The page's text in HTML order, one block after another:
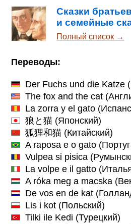
Сказки
и семейные
Полный список →
Переводы:
Der Fuchs und die Katze
The fox and the cat
La zorra y el gato
狼と猫 (Японский)
狐狸和猫 (Китайский)
A raposa e o gato
Vulpea si pisica
La volpe e il gatto
A róka meg a macska
De vos en de kat
Lis i kot (Польский)
Tilki ile Kedi (Турецкий)